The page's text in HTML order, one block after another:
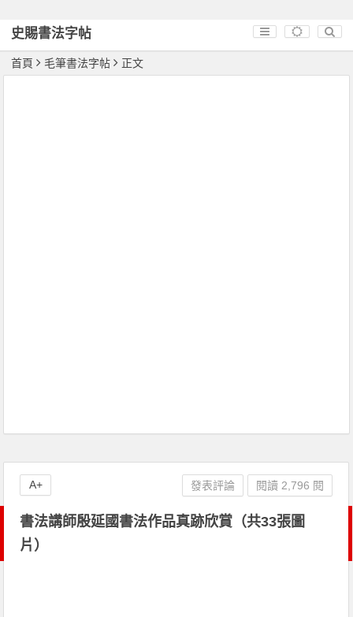
史賜書法字帖
首頁 毛筆書法字帖 正文
書法講師殷延國書法作品真跡欣賞（共33張圖
片）
發表評論 閱讀 2,796 閱
A+